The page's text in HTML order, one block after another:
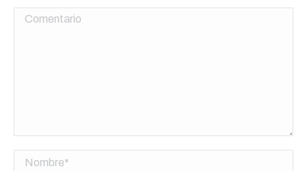
Comentario
Nombre *